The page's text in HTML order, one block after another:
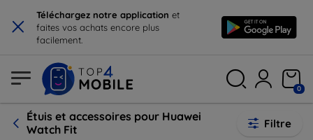
× Téléchargez notre application et
faites vos achats encore plus
facilement.
0
Étuis et accessoires pour Huawei
Watch Fit
Filtre